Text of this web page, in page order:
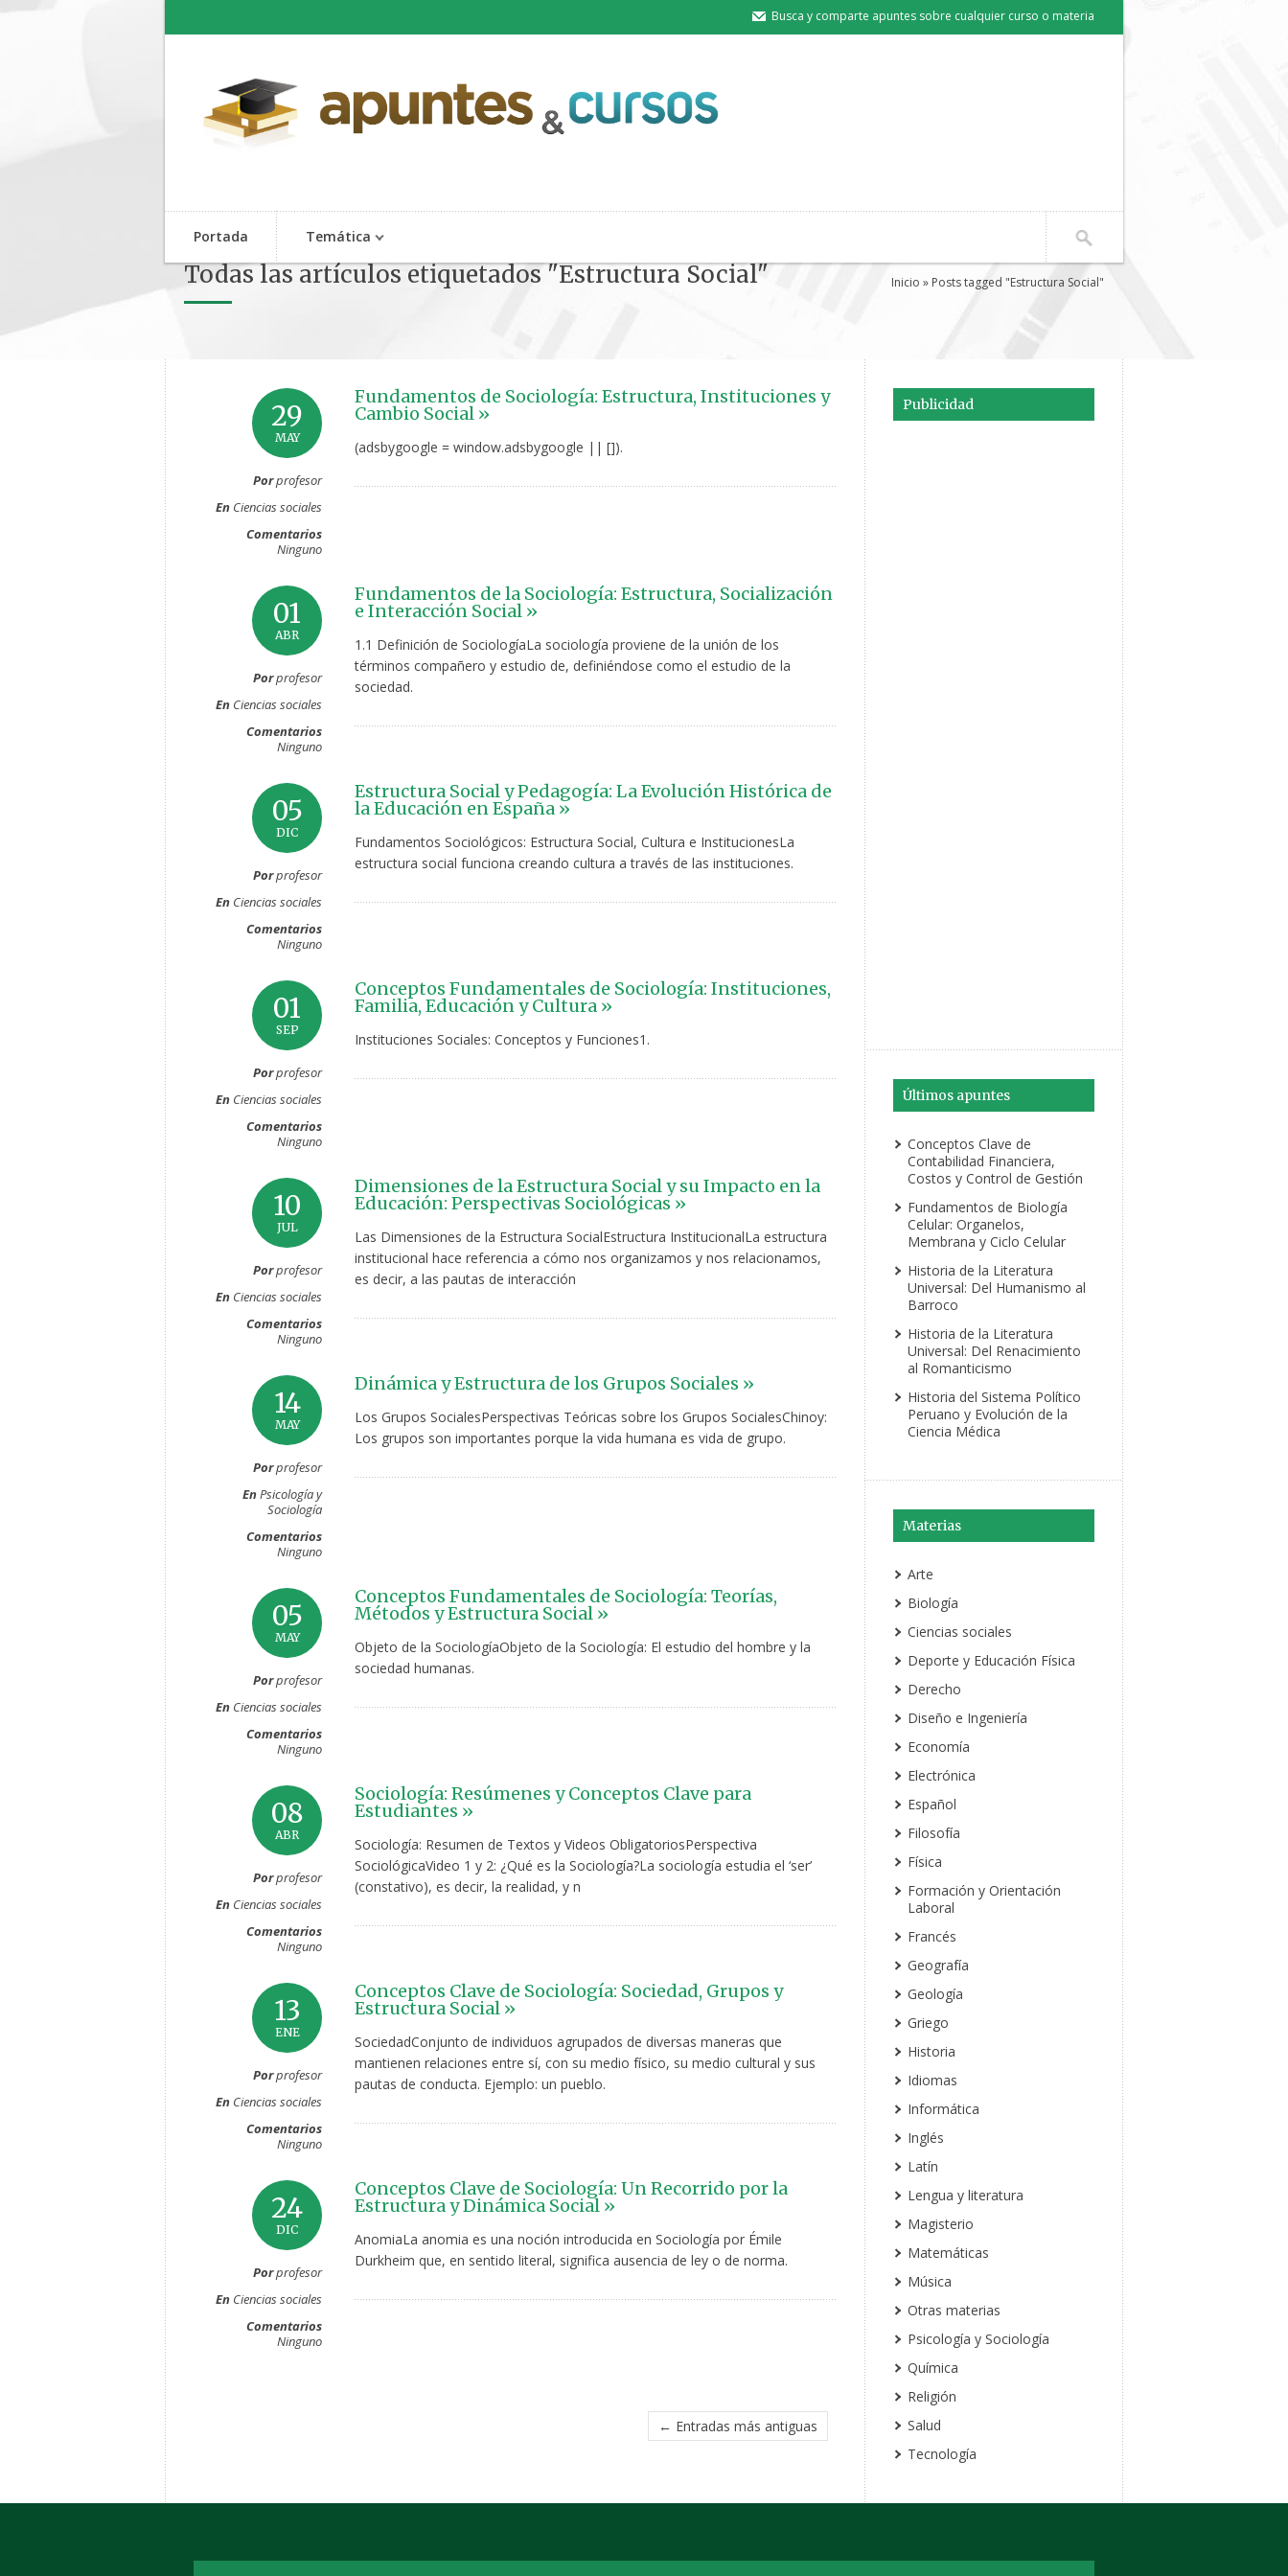
Busca y comparte apuntes sobre cualquier curso o materia
Portada Temática
Todas las artículos etiquetados "Estructura Social" Inicio » Posts tagged "Estructura Social"
29
MAY
Porprofesor
En Ciencias sociales
Comentarios
Ninguno
Fundamentos de Sociología: Estructura, Instituciones y
Cambio Social »
(adsbygoogle = window.adsbygoogle || []).
01
ABR
Porprofesor
En Ciencias sociales
Comentarios
Ninguno
Fundamentos de la Sociología: Estructura, Socialización
e Interacción Social »
1.1 Definición de SociologíaLa sociología proviene de la unión de los
términos compañero y estudio de, definiéndose como el estudio de la
sociedad.
05
DIC
Porprofesor
En Ciencias sociales
Comentarios
Ninguno
Estructura Social y Pedagogía: La Evolución Histórica de
la Educación en España »
Fundamentos Sociológicos: Estructura Social, Cultura e InstitucionesLa
estructura social funciona creando cultura a través de las instituciones.
01
SEP
Porprofesor
En Ciencias sociales
Comentarios
Ninguno
Conceptos Fundamentales de Sociología: Instituciones,
Familia, Educación y Cultura »
Instituciones Sociales: Conceptos y Funciones1.
10
JUL
Porprofesor
En Ciencias sociales
Comentarios
Ninguno
Dimensiones de la Estructura Social y su Impacto en la
Educación: Perspectivas Sociológicas »
Las Dimensiones de la Estructura SocialEstructura InstitucionalLa estructura
institucional hace referencia a cómo nos organizamos y nos relacionamos,
es decir, a las pautas de interacción
14
MAY
Porprofesor
EnPsicología y
Sociología
Comentarios
Ninguno
Dinámica y Estructura de los Grupos Sociales »
Los Grupos SocialesPerspectivas Teóricas sobre los Grupos SocialesChinoy:
Los grupos son importantes porque la vida humana es vida de grupo.
05
MAY
Porprofesor
En Ciencias sociales
Comentarios
Ninguno
Conceptos Fundamentales de Sociología: Teorías,
Métodos y Estructura Social »
Objeto de la SociologíaObjeto de la Sociología: El estudio del hombre y la
sociedad humanas.
08
ABR
Porprofesor
En Ciencias sociales
Comentarios
Ninguno
Sociología: Resúmenes y Conceptos Clave para
Estudiantes »
Sociología: Resumen de Textos y Videos ObligatoriosPerspectiva
SociológicaVideo 1 y 2: ¿Qué es la Sociología?La sociología estudia el ‘ser’
(constativo), es decir, la realidad, y n
13
ENE
Porprofesor
En Ciencias sociales
Comentarios
Ninguno
Conceptos Clave de Sociología: Sociedad, Grupos y
Estructura Social »
SociedadConjunto de individuos agrupados de diversas maneras que
mantienen relaciones entre sí, con su medio físico, su medio cultural y sus
pautas de conducta. Ejemplo: un pueblo.
24
DIC
Porprofesor
En Ciencias sociales
Comentarios
Ninguno
Conceptos Clave de Sociología: Un Recorrido por la
Estructura y Dinámica Social »
AnomiaLa anomia es una noción introducida en Sociología por Émile
Durkheim que, en sentido literal, significa ausencia de ley o de norma.
← Entradas más antiguas
Publicidad
Últimos apuntes
Conceptos Clave de
Contabilidad Financiera,
Costos y Control de Gestión
Fundamentos de Biología
Celular: Organelos,
Membrana y Ciclo Celular
Historia de la Literatura
Universal: Del Humanismo al
Barroco
Historia de la Literatura
Universal: Del Renacimiento
al Romanticismo
Historia del Sistema Político
Peruano y Evolución de la
Ciencia Médica
Materias
Arte
Biología
Ciencias sociales
Deporte y Educación Física
Derecho
Diseño e Ingeniería
Economía
Electrónica
Español
Filosofía
Física
Formación y Orientación
Laboral
Francés
Geografía
Geología
Griego
Historia
Idiomas
Informática
Inglés
Latín
Lengua y literatura
Magisterio
Matemáticas
Música
Otras materias
Psicología y Sociología
Química
Religión
Salud
Tecnología